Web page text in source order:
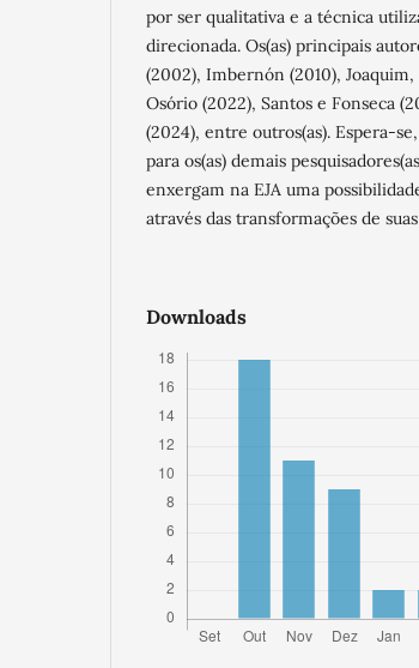
por ser qualitativa e a técnica
direcionada. Os(as) principais
(2002), Imbernón (2010),
Osório (2022), Santos e Fonseca
(2024), entre outros(as). Espera-
para os(as) demais
enxergam na EJA uma
através das transformações de
Downloads